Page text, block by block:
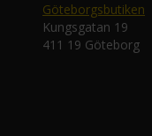
Göteborgsbutiken
Kungsgatan 19
411 19 Göteborg